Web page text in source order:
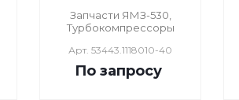
Запчасти ЯМЗ-530,
Турбокомпрессоры
Арт. 53443.1118010-40
По запросу